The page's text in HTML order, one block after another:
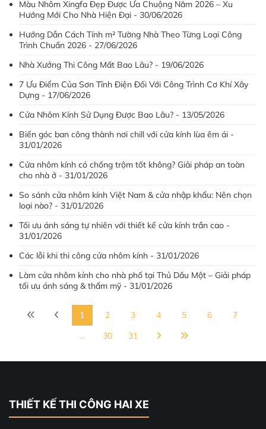
Màu Nhôm Xingfa Đẹp Được Ưa Chuộng Năm 2026 – Xu
Hướng Mới Cho Nhà Hiện Đại - 30/06/2026
Hướng Dẫn Cách Tính m² Tường Nhà Theo Từng Loại Công
Trình Chuẩn 2026 - 27/06/2026
Nhà Xưởng Thi Công Mất Bao Lâu? - 19/06/2026
7 Ưu Điểm Của Sơn Tĩnh Điện Đối Với Công Trình Cơ Khí Xây
Dựng - 17/06/2026
Cửa Nhôm Kính Sử Dụng Được Bao Lâu? - 13/05/2026
Biến góc ban công thành nơi chill với cửa kính lùa êm ái -
31/01/2026
Cửa nhôm kính có chống trộm tốt không? Giải pháp an toàn
cho nhà ở - 31/01/2026
So sánh cửa nhôm kính Việt Nam & cửa nhập khẩu: Nên chọn
loại nào? - 31/01/2026
Tối ưu ánh sáng tự nhiên với thiết kế cửa kính trần cao -
31/01/2026
Các lỗi khi thi công cửa nhôm kính - 31/01/2026
Làm cửa nhôm kính cho nhà phố tại Thủ Dầu Một – Giải pháp
tối ưu ánh sáng & thẩm mỹ - 31/01/2026
1 2 3 4 5 6
7
...
30 31
THIẾT KẾ THI CÔNG HAI XE